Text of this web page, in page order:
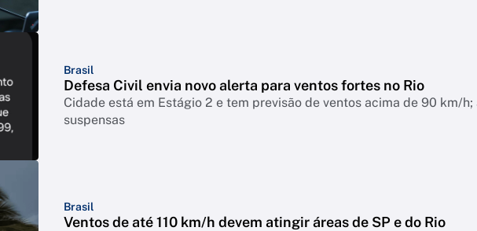
Brasil
Defesa Civil envia novo alerta para ventos fortes no Rio
Cidade está em Estágio 2 e tem previsão de ventos acima de 90 km/
suspensas
Brasil
Ventos de até 110 km/h devem atingir áreas de SP e do Rio